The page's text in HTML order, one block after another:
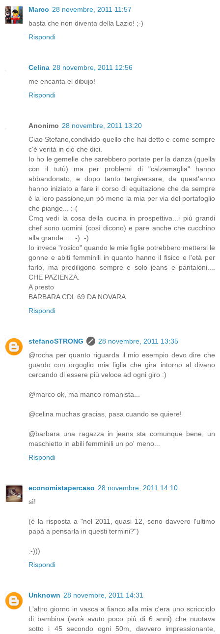
Marco 28 novembre, 2011 11:57
basta che non diventa della Lazio! ;-)
Rispondi
Celina 28 novembre, 2011 12:56
me encanta el dibujo!
Rispondi
Anonimo 28 novembre, 2011 13:20
Ciao Stefano,condivido quello che hai detto e come sempre
c'è verità in ciò che dici.
Io ho le gemelle che sarebbero portate per la danza (quella
con il tutù) ma per problemi di "calzamaglia" hanno
abbandonato, e dopo tanto tergiversare, da quest'anno
hanno iniziato a fare il corso di equitazione che da sempre
è la loro passione,un pò meno la mia per via del portafoglio
che piange... :-(
Cmq vedi la cosa della cucina in prospettiva...i più grandi
chef sono uomini (così dicono) e pare anche che cucchino
alla grande.... :-) :-)
Io invece "rosico" quando le mie figlie potrebbero mettersi le
gonne e abiti femminili in quanto hanno il fisico e l'età per
farlo, ma prediligono sempre e solo jeans e pantaloni....
CHE PAZIENZA.
A presto
BARBARA CDL 69 DA NOVARA
Rispondi
stefanoSTRONG
28 novembre, 2011 13:35
@rocha per quanto riguarda il mio esempio devo dire che
guardo con orgoglio mia figlia che gira intorno al divano
cercando di essere più veloce ad ogni giro :)
@marco ok, ma manco romanista...
@celina muchas gracias, pasa cuando se quiere!
@barbara una ragazza in jeans sta comunque bene, un
maschietto in abili femminili un po' meno...
Rispondi
economistapercaso 28 novembre, 2011 14:10
sì!
(è la risposta a "nel 2011, quasi 12, sono davvero l'ultimo
papà a pensarla in questi termini?")
;-)))
Rispondi
Unknown 28 novembre, 2011 14:31
L'altro giorno in vasca a fianco alla mia c'era uno scricciolo
di bambina (avrà avuto poco più di 6 anni) che nuotava
sotto i 45 secondo ogni 50m, davvero impressionante,